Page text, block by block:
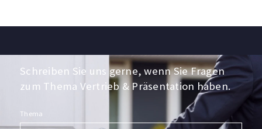
Schreiben Sie uns gerne, wenn Sie Fragen
zum Thema Vertrieb & Präsentation haben.
Thema